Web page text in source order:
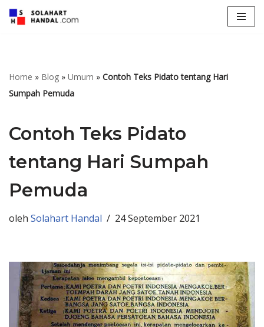
Home » Blog » Umum » Contoh Teks Pidato tentang Hari
Sumpah Pemuda
Contoh Teks Pidato
tentang Hari Sumpah
Pemuda
oleh Solahart Handal 24 September 2021